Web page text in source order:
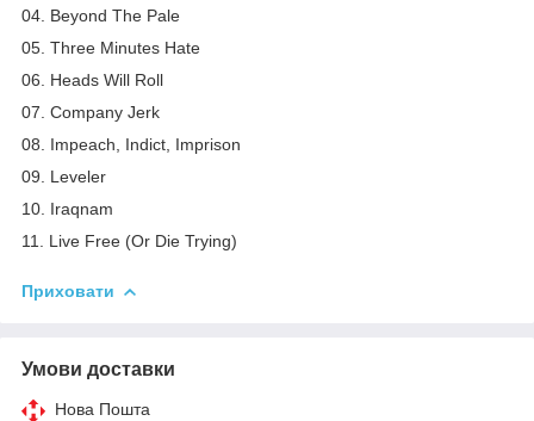
04. Beyond The Pale
05. Three Minutes Hate
06. Heads Will Roll
07. Company Jerk
08. Impeach, Indict, Imprison
09. Leveler
10. Iraqnam
11. Live Free (Or Die Trying)
Приховати
Умови доставки
Нова Пошта